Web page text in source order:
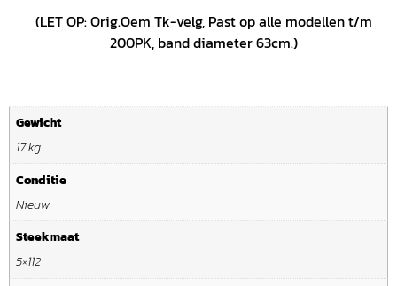
(LET OP: Orig.Oem Tk-velg, Past op alle modellen t/m
200PK, band diameter 63cm.)
Gewicht
17 kg
Conditie
Nieuw
Steekmaat
5×112